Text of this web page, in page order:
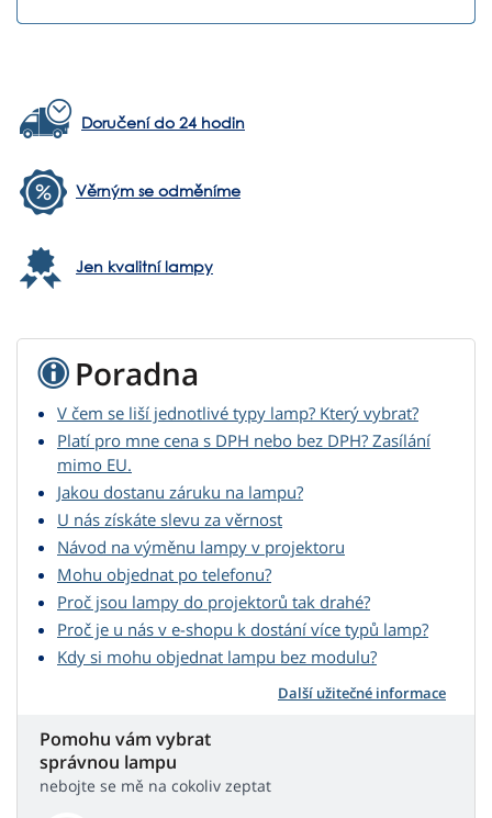
Doručení do 24 hodin
Věrným se odměníme
Jen kvalitní lampy
Poradna
V čem se liší jednotlivé typy lamp? Který vybrat?
Platí pro mne cena s DPH nebo bez DPH? Zasílání
mimo EU.
Jakou dostanu záruku na lampu?
U nás získáte slevu za věrnost
Návod na výměnu lampy v projektoru
Mohu objednat po telefonu?
Proč jsou lampy do projektorů tak drahé?
Proč je u nás v e-shopu k dostání více typů lamp?
Kdy si mohu objednat lampu bez modulu?
Další užitečné informace
Pomohu vám vybrat
správnou lampu
nebojte se mě na cokoliv zeptat